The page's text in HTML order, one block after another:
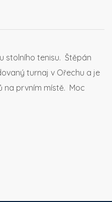
stolního tenisu. Štěpán
turnaj v Ořechu a je
na prvním místě. Moc